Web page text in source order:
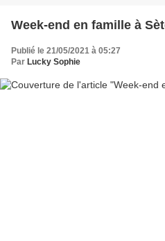
Week-end en famille à
Publié le 21/05/2021 à 05:27
Par Lucky Sophie